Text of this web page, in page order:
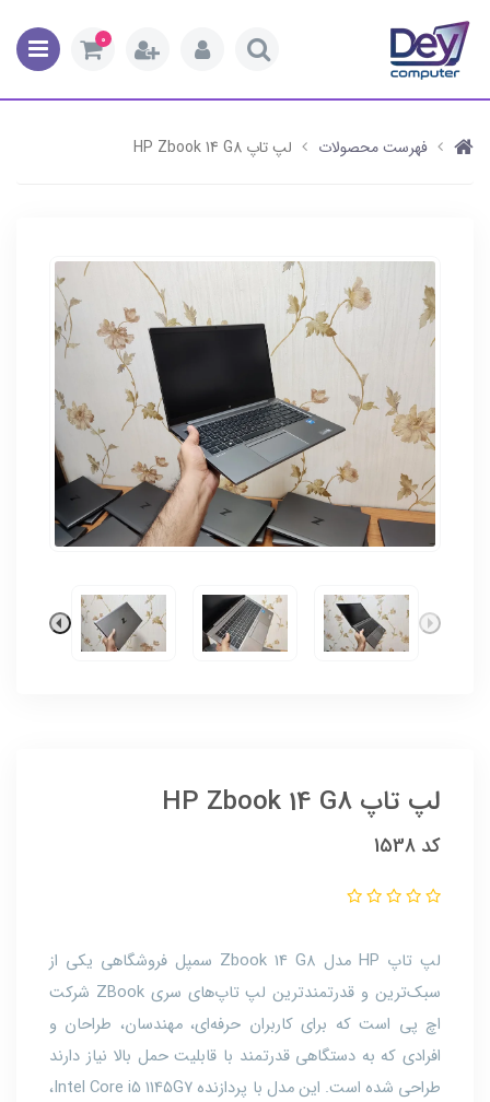
0
فهرست محصولات لپ تاپ HP Zbook 14 G8
لپ تاپ HP Zbook 14 G8
کد 1538
لپ تاپ HP مدل Zbook 14 G8 سمپل فروشگاهی یکی از
سبک‌ترین و قدرتمندترین لپ تاپ‌های سری ZBook شرکت
اچ پی است که برای کاربران حرفه‌ای، مهندسان، طراحان و
افرادی که به دستگاهی قدرتمند با قابلیت حمل بالا نیاز دارند
طراحی شده است. این مدل با پردازنده Intel Core i5 1145G7،